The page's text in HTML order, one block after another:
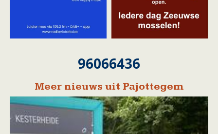
96066436
Meer nieuws uit Pajottegem